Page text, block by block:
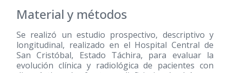
Material y métodos
Se realizó un estudio prospectivo, descriptivo y
longitudinal, realizado en el Hospital Central de
San Cristóbal, Estado Táchira, para evaluar la
evolución clínica y radiológica de pacientes con